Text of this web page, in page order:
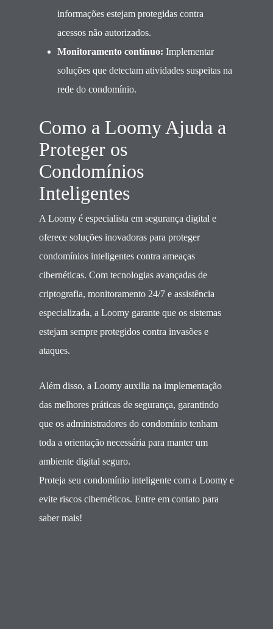
informações estejam protegidas contra
acessos não autorizados.
Monitoramento contínuo: Implementar
soluções que detectam atividades suspeitas na
rede do condomínio.
Como a Loomy Ajuda a
Proteger os
Condomínios
Inteligentes
A Loomy é especialista em segurança digital e
oferece soluções inovadoras para proteger
condomínios inteligentes contra ameaças
cibernéticas. Com tecnologias avançadas de
criptografia, monitoramento 24/7 e assistência
especializada, a Loomy garante que os sistemas
estejam sempre protegidos contra invasões e
ataques.
Além disso, a Loomy auxilia na implementação
das melhores práticas de segurança, garantindo
que os administradores do condomínio tenham
toda a orientação necessária para manter um
ambiente digital seguro.
Proteja seu condomínio inteligente com a Loomy e
evite riscos cibernéticos. Entre em contato para
saber mais!